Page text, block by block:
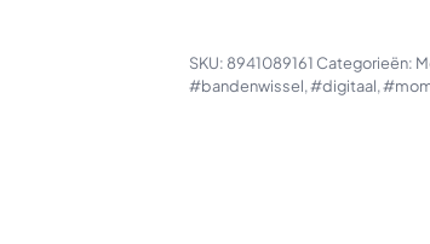
SKU: 8941089161 Categorieën:
#bandenwissel,#digitaal,